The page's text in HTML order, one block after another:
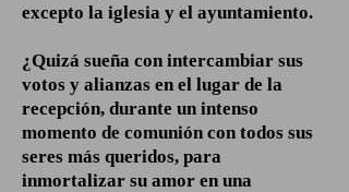
excepto la iglesia y el ayuntamiento.
¿Quizá sueña con intercambiar sus
votos y alianzas en el lugar de la
recepción, durante un intenso
momento de comunión con todos sus
seres más queridos, para
inmortalizar su amor en una